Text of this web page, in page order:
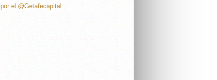
el @Getafecapital.